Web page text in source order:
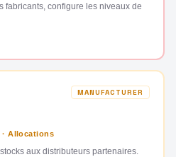
fabricants, configure les niveaux de
MANUFACTURER
· Allocations
aux distributeurs partenaires.